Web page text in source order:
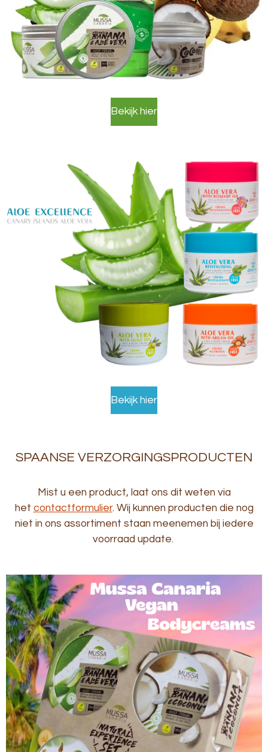
Bekijk hier
Bekijk hier
SPAANSE VERZORGINGSPRODUCTEN
Mist u een product, laat ons dit weten via
het contactformulier. Wij kunnen producten die nog
niet in ons assortiment staan meenemen bij iedere
voorraad update.